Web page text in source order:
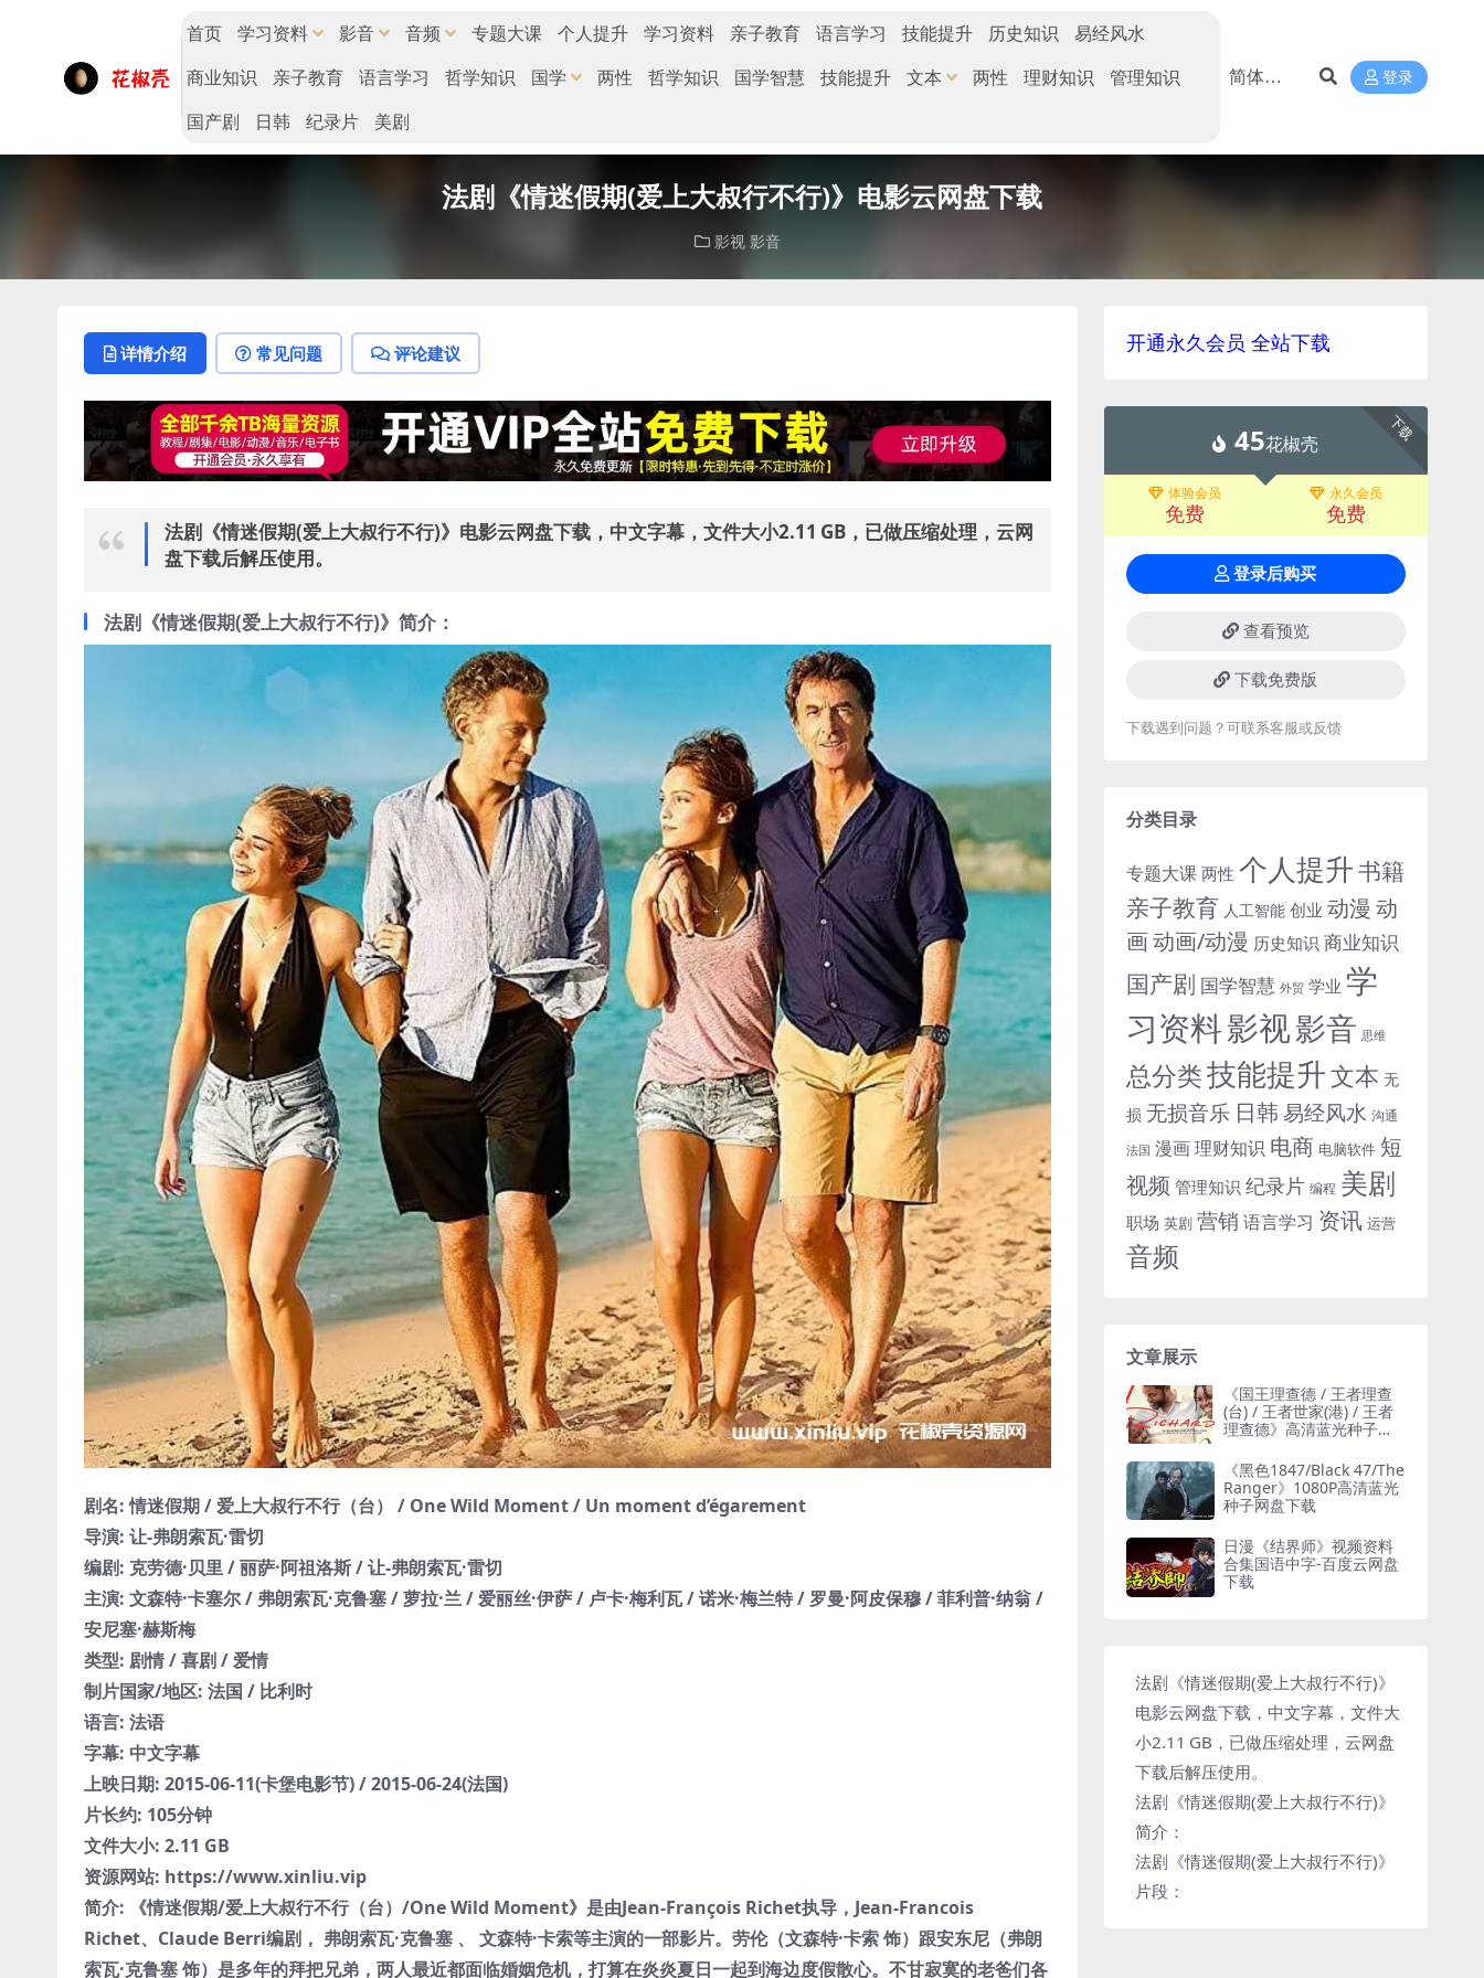
首页 学习资料 影音 音频 专题大课 个人提升 学习资料 亲子教育 语言学习 技能提升 历史知识
易经风水
商业知识
亲子教育 语言学习 哲学知识 国学 两性 哲学知识 国学智慧 技能提升 文本 两性 理财知识
管理知识
国产剧
日韩 纪录片 美剧
登录
法剧《情迷假期(爱上大叔行不行)》电影云网盘下载
影视 影音
详情介绍 常见问题 评论建议
法剧《情迷假期(爱上大叔行不行)》电影云网盘下载，中文字幕，文件大小2.11 GB，已做压缩处理，云网
盘下载后解压使用。
法剧《情迷假期(爱上大叔行不行)》简介：
剧名: 情迷假期 / 爱上大叔行不行（台） / One Wild Moment / Un moment d’égarement
导演: 让-弗朗索瓦·雷切
编剧: 克劳德·贝里 / 丽萨·阿祖洛斯 / 让-弗朗索瓦·雷切
主演: 文森特·卡塞尔 / 弗朗索瓦·克鲁塞 / 萝拉·兰 / 爱丽丝·伊萨 / 卢卡·梅利瓦 / 诺米·梅兰特 / 罗曼·阿皮保穆 / 菲利普·纳翁 /
安尼塞·赫斯梅
类型: 剧情 / 喜剧 / 爱情
制片国家/地区: 法国 / 比利时
语言: 法语
字幕: 中文字幕
上映日期: 2015-06-11(卡堡电影节) / 2015-06-24(法国)
片长约: 105分钟
文件大小: 2.11 GB
资源网站: https://www.xinliu.vip
简介: 《情迷假期/爱上大叔行不行（台）/One Wild Moment》是由Jean-François Richet执导，Jean-Francois
Richet、Claude Berri编剧， 弗朗索瓦·克鲁塞 、 文森特·卡索等主演的一部影片。劳伦（文森特·卡索 饰）跟安东尼（弗朗
索瓦·克鲁塞 饰）是多年的拜把兄弟，两人最近都面临婚姻危机，打算在炎炎夏日一起到海边度假散心。不甘寂寞的老爸们各
开通永久会员 全站下载
下载
45花椒壳
体验会员
免费
永久会员
免费
登录后购买
查看预览
下载免费版
下载遇到问题？可联系客服或反馈
分类目录
专题大课 两性 个人提升书籍
亲子教育 人工智能 创业 动漫 动
画动画/动漫 历史知识 商业知识
国产剧 国学智慧 外贸 学业 学
习资料影视影音 思维
总分类技能提升文本 无
损 无损音乐 日韩 易经风水 沟通
法国 漫画理财知识 电商 电脑软件 短
视频 管理知识 纪录片 编程 美剧
职场 英剧 营销 语言学习 资讯 运营
音频
文章展示
《国王理查德 / 王者理查
(台) / 王者世家(港) / 王者
理查德》高清蓝光种子网
《黑色1847/Black 47/The
Ranger》1080P高清蓝光
种子网盘下载
日漫《结界师》视频资料
合集国语中字-百度云网盘
下载
法剧《情迷假期(爱上大叔行不行)》
电影云网盘下载，中文字幕，文件大
小2.11 GB，已做压缩处理，云网盘
下载后解压使用。
法剧《情迷假期(爱上大叔行不行)》
简介：
法剧《情迷假期(爱上大叔行不行)》
片段：